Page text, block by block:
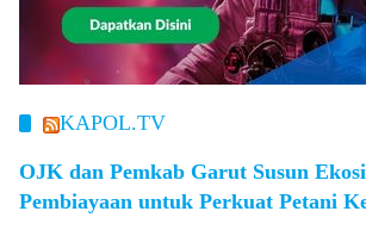
KAPOL.TV
OJK dan Pemkab Garut Susun
Pembiayaan untuk Perkuat Petani